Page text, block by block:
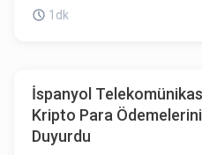
analiz kaynaklı faktörler etki
1dk
İspanyol
Kripto Para
Duyurdu